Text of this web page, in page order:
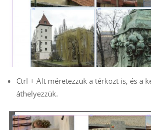
Ctrl + Alt méretezzük a térközt is, és a
áthelyezzük.